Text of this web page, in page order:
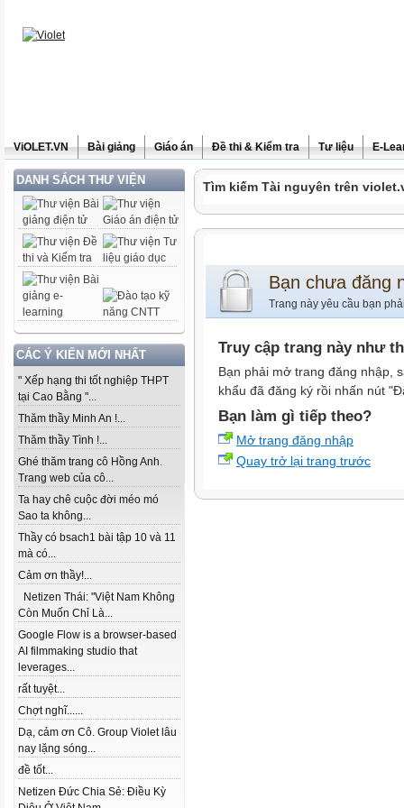
ViOLET.VN Bài giảng Giáo án Đề thi & Kiểm tra Tư liệu E-
DANH SÁCH THƯ VIỆN
CÁC Ý KIẾN MỚI NHẤT
" Xếp hạng thi tốt nghiệp THPT
tại Cao Bằng "...
Thăm thầy Minh An !...
Thăm thầy Tình !...
Ghé thăm trang cô Hồng Anh.
Trang web của cô...
Ta hay chê cuộc đời méo mó
Sao ta không...
Thầy có bsach1 bài tập 10 và 11
mà có...
Cảm ơn thầy!...
Netizen Thái: "Việt Nam Không
Còn Muốn Chỉ Là...
Google Flow is a browser-based
AI filmmaking studio that
leverages...
rất tuyệt...
Chợt nghĩ......
Dạ, cảm ơn Cô. Group Violet lâu
nay lặng sóng...
đề tốt...
Netizen Đức Chia Sẻ: Điều Kỳ
Tìm kiếm Tài nguyên trên
Bạn chưa đăng
Trang này yêu cầu bạn
Truy cập trang này như
Bạn phải mở trang đăng nhập,
khẩu đã đăng ký rồi nhấn nút
Bạn làm gì tiếp theo?
Mở trang đăng nhập
Quay trở lại trang trước